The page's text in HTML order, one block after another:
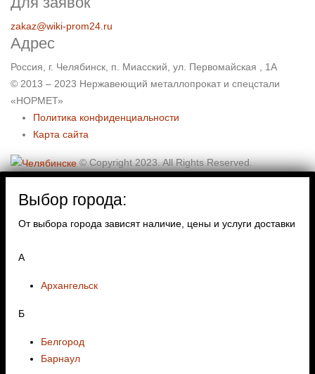
zakaz@wiki-prom24.ru
Адрес
Россия, г. Челябинск, п. Миасский, ул. Первомайская , 1А
© 2013 – 2023 Нержавеющий металлопрокат и спецстали
«НОРМЕТ»
Политика конфиденциальности
Карта сайта
© Copyright 2023. All Rights Reserved.
Выбор города:
От выбора города зависят наличие, цены и услуги доставки
А
Архангельск
Б
Белгород
Барнаул